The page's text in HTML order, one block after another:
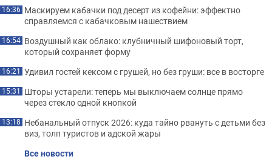
16:36 Маскируем кабачки под десерт из кофейни: эффектно
справляемся с кабачковым нашествием
16:54 Воздушный как облако: клубничный шифоновый торт,
который сохраняет форму
16:21 Удивил гостей кексом с грушей, но без груши: все в восторге
15:31 Шторы устарели: теперь мы выключаем солнце прямо
через стекло одной кнопкой
13:18 Небанальный отпуск 2026: куда тайно рвануть с детьми без
виз, толп туристов и адской жары
Все новости